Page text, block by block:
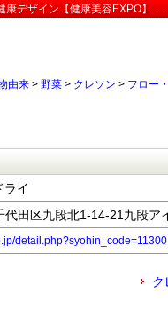
康デザイン【健康美容EXPO】
由来 > 野菜 > クレソン > フロー
ライ
田区九段北1-14-21九段ア
detail.php?syohin_code=11300
ク